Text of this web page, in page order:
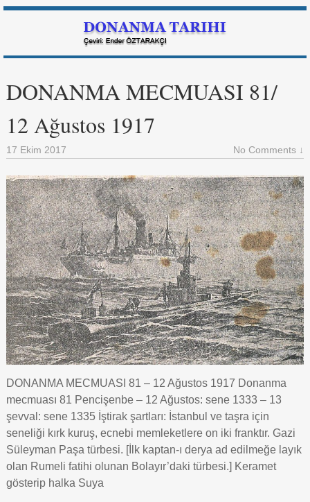
DONANMA MECMUASI 81/
12 Ağustos 1917
17 Ekim 2017 No Comments ↓
DONANMA MECMUASI 81 – 12 Ağustos 1917 Donanma
mecmuası 81 Pencişenbe – 12 Ağustos: sene 1333 – 13
şevval: sene 1335 İştirak şartları: İstanbul ve taşra için
seneliği kırk kuruş, ecnebi memleketlere on iki franktır. Gazi
Süleyman Paşa türbesi. [İlk kaptan-ı derya ad edilmeğe layık
olan Rumeli fatihi olunan Bolayır’daki türbesi.] Keramet
gösterip halka Suya